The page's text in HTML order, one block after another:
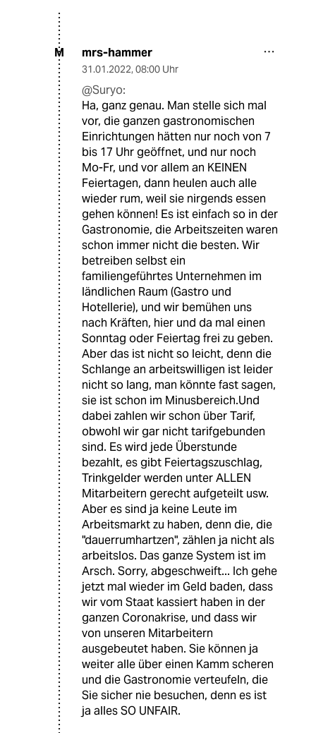
M mrs-hammer
31.01.2022, 08:00 Uhr
@Suryo:
Ha, ganz genau. Man stelle sich mal
vor, die ganzen gastronomischen
Einrichtungen hätten nur noch von 7
bis 17 Uhr geöffnet, und nur noch
Mo-Fr, und vor allem an KEINEN
Feiertagen, dann heulen auch alle
wieder rum, weil sie nirgends essen
gehen können! Es ist einfach so in der
Gastronomie, die Arbeitszeiten waren
schon immer nicht die besten. Wir
betreiben selbst ein
familiengeführtes Unternehmen im
ländlichen Raum (Gastro und
Hotellerie), und wir bemühen uns
nach Kräften, hier und da mal einen
Sonntag oder Feiertag frei zu geben.
Aber das ist nicht so leicht, denn die
Schlange an arbeitswilligen ist leider
nicht so lang, man könnte fast sagen,
sie ist schon im Minusbereich.Und
dabei zahlen wir schon über Tarif,
obwohl wir gar nicht tarifgebunden
sind. Es wird jede Überstunde
bezahlt, es gibt Feiertagszuschlag,
Trinkgelder werden unter ALLEN
Mitarbeitern gerecht aufgeteilt usw.
Aber es sind ja keine Leute im
Arbeitsmarkt zu haben, denn die, die
"dauerrumhartzen", zählen ja nicht als
arbeitslos. Das ganze System ist im
Arsch. Sorry, abgeschweift... Ich gehe
jetzt mal wieder im Geld baden, dass
wir vom Staat kassiert haben in der
ganzen Coronakrise, und dass wir
von unseren Mitarbeitern
ausgebeutet haben. Sie können ja
weiter alle über einen Kamm scheren
und die Gastronomie verteufeln, die
Sie sicher nie besuchen, denn es ist
ja alles SO UNFAIR.